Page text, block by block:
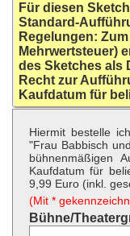
Für diesen
Standard-
Regelungen:
Mehrwertsteuer)
des Sketches als
Recht zur
Kaufdatum für
Hiermit bestelle
"Frau Babbisch
bühnenmäßigen
Kaufdatum für
9,99 Euro (inkl.
(Mit *
Bühne/